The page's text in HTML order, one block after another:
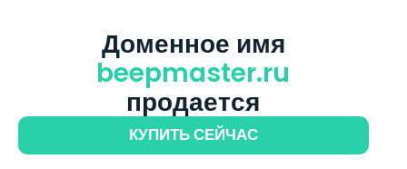
Доменное имя
beepmaster.ru
продается
КУПИТЬ СЕЙЧАС